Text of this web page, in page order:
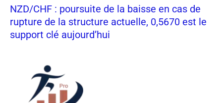
NZD/CHF : poursuite de la baisse en cas de
rupture de la structure actuelle, 0,5670 est le
support clé aujourd’hui